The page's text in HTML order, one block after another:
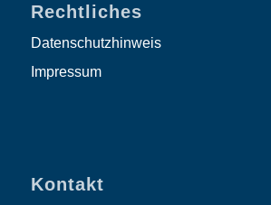
Rechtliches
Datenschutzhinweis
Impressum
Kontakt